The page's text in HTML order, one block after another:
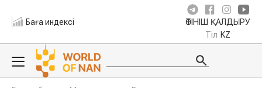
Баға индексі ӨТІНІШ ҚАЛДЫРУ
Тіл KZ